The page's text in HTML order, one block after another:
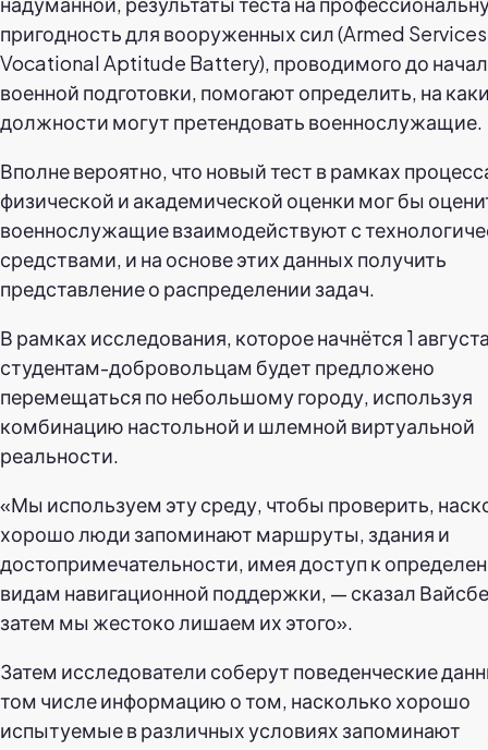
пригодность для вооруженных сил (Armed Services
Vocational Aptitude Battery), проводимого до
военной подготовки, помогают определить, на
должности могут претендовать военнослужащие.
Вполне вероятно, что новый тест в рамках
физической и академической оценки мог бы
военнослужащие взаимодействуют с
средствами, и на основе этих данных получить
представление о распределении задач.
В рамках исследования, которое начнётся 1
студентам-добровольцам будет предложено
перемещаться по небольшому городу, используя
комбинацию настольной и шлемной виртуальной
реальности.
«Мы используем эту среду, чтобы проверить,
хорошо люди запоминают маршруты, здания и
достопримечательности, имея доступ к
видам навигационной поддержки, — сказал
затем мы жестоко лишаем их этого».
Затем исследователи соберут поведенческие
том числе информацию о том, насколько хорошо
испытуемые в различных условиях запоминают